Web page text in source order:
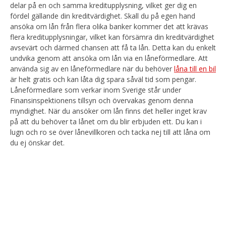
delar på en och samma kreditupplysning, vilket ger dig en
fördel gällande din kreditvärdighet. Skall du på egen hand
ansöka om lån från flera olika banker kommer det att krävas
flera kreditupplysningar, vilket kan försämra din kreditvärdighet
avsevärt och därmed chansen att få ta lån. Detta kan du enkelt
undvika genom att ansöka om lån via en låneförmedlare. Att
använda sig av en låneförmedlare när du behöver låna till en bil
är helt gratis och kan låta dig spara såväl tid som pengar.
Låneförmedlare som verkar inom Sverige står under
Finansinspektionens tillsyn och övervakas genom denna
myndighet. När du ansöker om lån finns det heller inget krav
på att du behöver ta lånet om du blir erbjuden ett. Du kan i
lugn och ro se över lånevillkoren och tacka nej till att låna om
du ej önskar det.